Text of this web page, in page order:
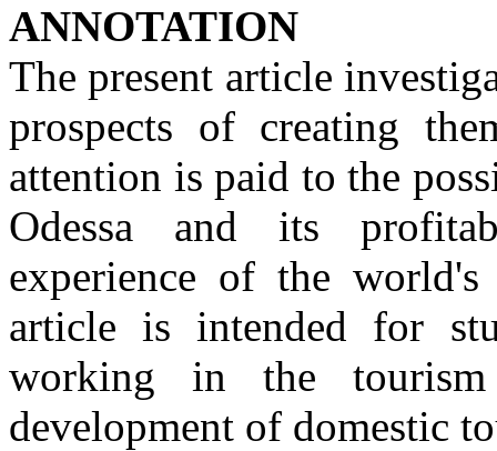
ANNOTATION
The present article
prospects of creating
attention is paid to the
Odessa and its
experience of the
article is intended for
working in the
development of domestic